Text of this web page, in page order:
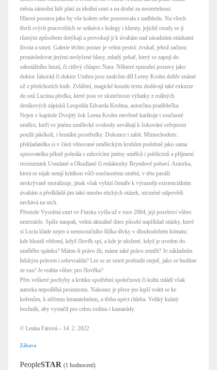
města zámožní lidé platí za ideální smrt a na druhé za nesmrtelnost.
Hlavní postava jako by vše kolem sebe pozorovala z nadhledu. Na všech
třech svých pracovištích se setkává s kolegy i klienty, jejichž osudy se jí
různým způsobem dotýkají a provokují ji k úvahám nad zásadními otázkami
života a smrti. Galerie těchto postav je velmi pestrá: zvukař, jehož začnou
pronásledovat jinými neslyšené hlasy, mladý pekař, který se zapojí do
sabotážního hnutí, či citlivý chlapec Nara. Některé epizodní postavy jako
doktor Jakorád či doktor Umbra jsou znalcům děl Leeny Krohn dobře známé
už z předchozích knih. Zvláštní, magické kouzlo textu dodávají také exkurze
do snů Luciina předka, které jsou ve skutečnosti výňatky z reálných
deníkových zápisků Leopolda Edvarda Krohna, autorčina pradědečka.
Nejen v kapitole Dvojitý šok Leena Krohn otevřeně karikuje i současné
umělce, kteří ve jménu umělecké svobody neváhají k šokování veřejnosti
použít jakékoli, i brutální prostředky. Dokonce i zabít. Mimochodem:
překladatelka si v části věnované uměleckým kruhům podobně jako sama
spisovatelka pěkně pohrála s mluvícími jmény umělců i publicistů a příjmení
recenzentek Uondané a Okudlané či redaktorky Bryndové pobaví. Autorka,
která se nijak netají kritikou vůči současnému umění, v této pasáži
neskrývaně moralizuje, jinak však vybízí čtenáře k výrazněji existenciálním
úvahám a předkládá jim také mnoho etických otázek, nicméně odpovědi
nechává na nich.
Přestože Vysněná smrt ve Finsku vyšla už v roce 2004, její poselství vůbec
nezestárlo. Spíše naopak, velmi aktuálně dnes působí například otázky, které
si Lucia klade nejen u nemocničního lůžka dívky v dlouhodobém kómatu:
kde bloudí vědomí, když člověk spí, a kde je uložené, když je uveden do
umělého spánku? Máme-li právo žít, máme také právo zemřít? Je základním
lidským právem i sebevražda? Lze se ze smrti probudit stejně, jako se budíme
ze sna? Je realita vůbec pro člověka?
Přes veškeré pochyby a kritiku spotřební společnosti či kultu mládí však
autorka nepodléhá pesimismu. Nakonec je přece jen lepší vrátit se ke
kořenům, k něčemu hmatatelnému, a třeba upéct chleba. Veliký kulatý
bochník, aby vystačil pro celou rodinu i kamarády.
© Lenka Fárová – 14. 2. 2022
Zábava
PeopleSTAR (1 hodnocení)